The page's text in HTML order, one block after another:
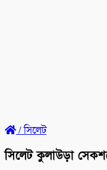
/সিলেট
সিলেট কুলাউড়া